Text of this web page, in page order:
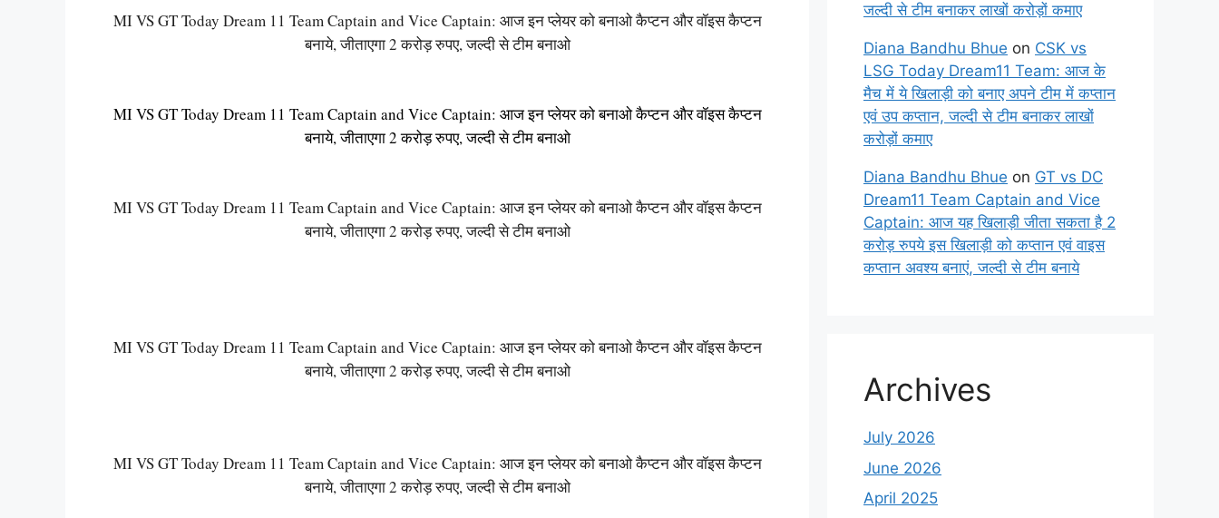
MI VS GT Today Dream 11 Team Captain and Vice Captain: आज इन प्लेयर को बनाओ कैप्टन और वॉइस कैप्टन
बनाये, जीताएगा 2 करोड़ रुपए, जल्दी से टीम बनाओ
MI VS GT Today Dream 11 Team Captain and Vice Captain: आज इन प्लेयर को बनाओ कैप्टन और वॉइस कैप्टन
बनाये, जीताएगा 2 करोड़ रुपए, जल्दी से टीम बनाओ
MI VS GT Today Dream 11 Team Captain and Vice Captain: आज इन प्लेयर को बनाओ कैप्टन और वॉइस कैप्टन
बनाये, जीताएगा 2 करोड़ रुपए, जल्दी से टीम बनाओ
MI VS GT Today Dream 11 Team Captain and Vice Captain: आज इन प्लेयर को बनाओ कैप्टन और वॉइस कैप्टन
बनाये, जीताएगा 2 करोड़ रुपए, जल्दी से टीम बनाओ
MI VS GT Today Dream 11 Team Captain and Vice Captain: आज इन प्लेयर को बनाओ कैप्टन और वॉइस कैप्टन
बनाये, जीताएगा 2 करोड़ रुपए, जल्दी से टीम बनाओ
जल्दी से टीम बनाकर लाखों करोड़ों कमाए
Diana Bandhu Bhue on CSK vs
LSG Today Dream11 Team: आज के
मैच में ये खिलाड़ी को बनाए अपने टीम में कप्तान
एवं उप कप्तान, जल्दी से टीम बनाकर लाखों
करोड़ों कमाए
Diana Bandhu Bhue on GT vs DC
Dream11 Team Captain and Vice
Captain: आज यह खिलाड़ी जीता सकता है 2
करोड़ रुपये इस खिलाड़ी को कप्तान एवं वाइस
कप्तान अवश्य बनाएं, जल्दी से टीम बनाये
Archives
July 2026
June 2026
April 2025